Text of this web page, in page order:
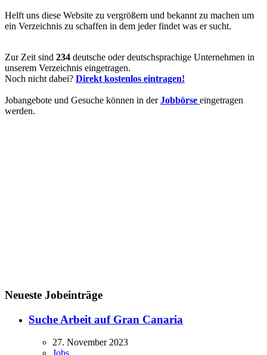
Helft uns diese Website zu vergrößern und bekannt zu machen um
ein Verzeichnis zu schaffen in dem jeder findet was er sucht.
Zur Zeit sind 234 deutsche oder deutschsprachige Unternehmen in
unserem Verzeichnis eingetragen.
Noch nicht dabei? Direkt kostenlos eintragen!
Jobangebote und Gesuche können in derJobbörse eingetragen
werden.
Neueste Jobeinträge
Suche Arbeit auf Gran Canaria
27. November 2023